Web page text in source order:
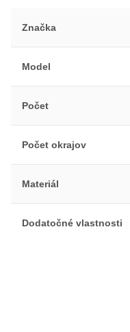
Značka
Model
Počet
Počet okrajov
Materiál
Dodatočné vlastnosti